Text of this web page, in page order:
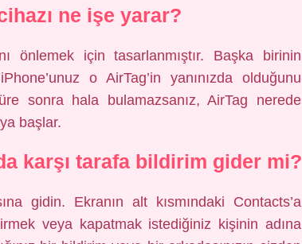
ne işe yarar?
önlemek için tasarlanmıştır. Başka birinin
iPhone’unuz o AirTag’in yanınızda olduğunu
sonra hala bulamazsanız, AirTag nerede
başlar.
karşı tarafa bildirim gider mi?
gidin. Ekranın alt kısmındaki Contacts’a
veya kapatmak istediğiniz kişinin adına